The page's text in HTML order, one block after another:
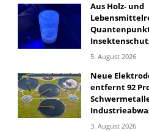
Aus Holz- und
5. August 2026
Neue
entfernt 92
3. August 2026